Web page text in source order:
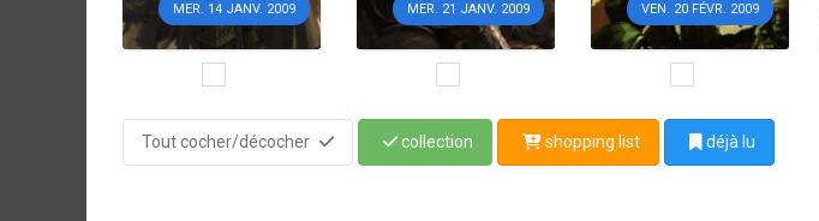
MER. 14 JANV. 2009 MER. 21 JANV. 2009 VEN. 20 FÉVR. 2009
Tout cocher/décocher collection shopping list déjà lu